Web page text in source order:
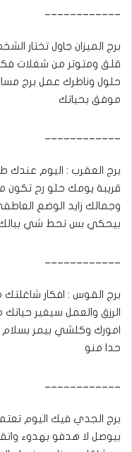
برج الميزان جاول تختار
قلق ومتوتر من شغلات
حلول وناطرك عمل برج
موفق بحياتك
برج العقرب : اليوم عندك
قريبة يومك حلو رح
وجمالك زايد الوضع
بيحكي بس تحط شي ببالك
برج القوس : افكار شاغلتك
الرزق والعمل سيغير
امورك وكلشي بيمر بسلام
حدا منو
برج الجدي فيك اليوم
بيوصل لا هدفو بهدوء